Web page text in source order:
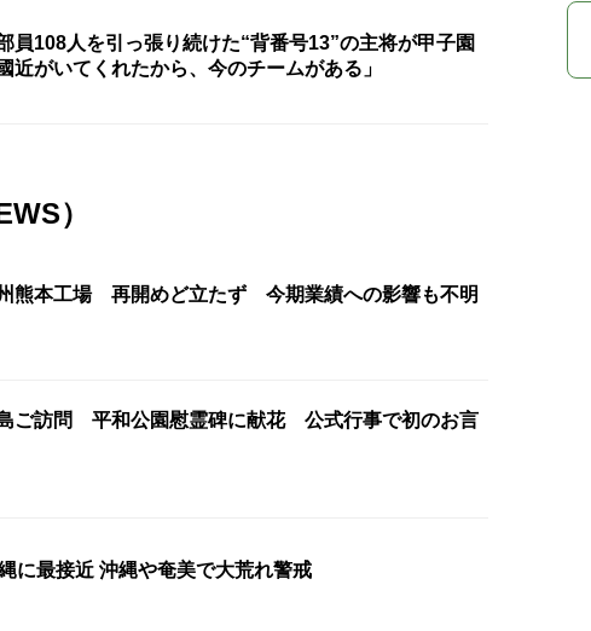
員108人を引っ張り続けた“背番号13”の主将が甲子園
近がいてくれたから、今のチームがある」
）
熊本工場 再開めど立たず 今期業績への影響も不明
ご訪問 平和公園慰霊碑に献花 公式行事で初のお言
に最接近 沖縄や奄美で大荒れ警戒